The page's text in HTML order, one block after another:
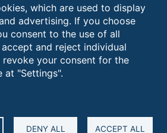
which are used to display
advertising. If you choose
consent to the use of all
and reject individual
your consent for the
at "Settings".
DENY ALL ACCEPT ALL
Foggia • Via A.Gramsci 89/91 •